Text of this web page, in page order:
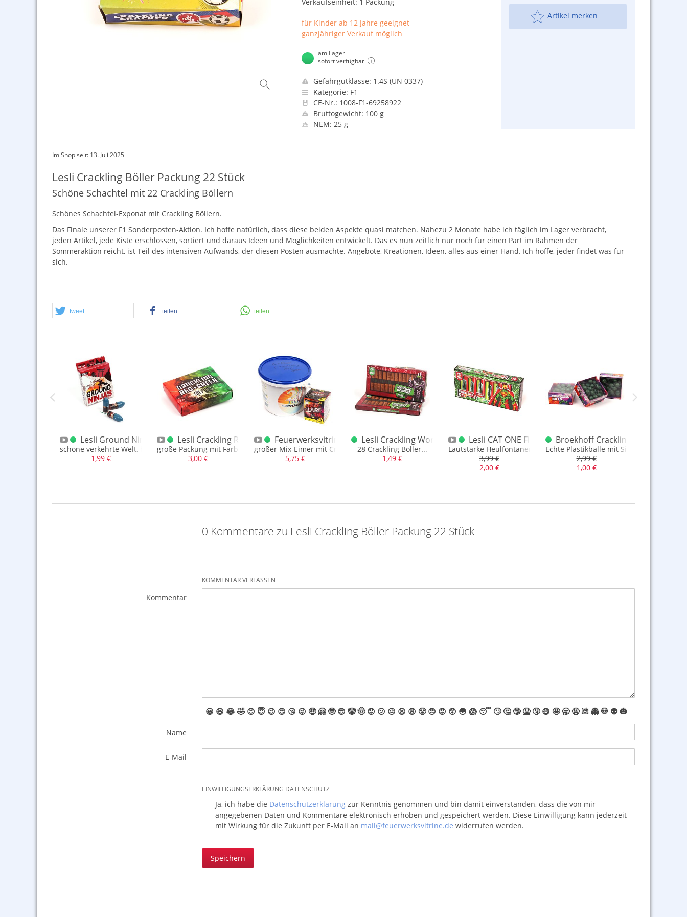
für Kinder ab 12 Jahre geeignet
ganzjähriger Verkauf möglich
am Lager
sofort verfügbar
Gefahrgutklasse: 1.4S (UN 0337)
Kategorie: F1
CE-Nr.: 1008-F1-69258922
Bruttogewicht: 100 g
NEM: 25 g
Artikel merken
Im Shop seit: 13. Juli 2025
Lesli Crackling Böller Packung 22 Stück
Schöne Schachtel mit 22 Crackling Böllern
Schönes Schachtel-Exponat mit Crackling Böllern.
Das Finale unserer F1 Sonderposten-Aktion. Ich hoffe natürlich, dass diese beiden Aspekte quasi matchen. Nahezu 2 Monate habe ich täglich im Lager verbracht,
jeden Artikel, jede Kiste erschlossen, sortiert und daraus Ideen und Möglichkeiten entwickelt. Das es nun zeitlich nur noch für einen Part im Rahmen der
Sommeraktion reicht, ist Teil des intensiven Aufwands, der diesen Posten ausmachte. Angebote, Kreationen, Ideen, alles aus einer Hand. Ich hoffe, jeder findet was für
sich.
tweet teilen teilen
Crackling Bälle F1
Packung Big 4erLesli Ground Ninjas 10er Packung
schöne verkehrte Welt, hier tanzt der Brummer auf dem Kopf
1,99 €
Lesli Crackling Red + Green XL Packung Sonderposten F1
große Packung mit Farbcrackling-Böllern
3,00 €
Feuerwerksvitrine Bunter L - Max Crackling Mix Böller Eimer F1
großer Mix-Eimer mit Crackling- Bällen und Böllern
5,75 €
Lesli Crackling Wonders 28 Stück Sonderposten F1
28 Crackling Böller...
1,49 €
Lesli CAT ONE Flashing / Crackling Kings 12er Packung
Lautstarke Heulfontänen mit Cracklingfinale
3,99 €
2,00 €
Broekhoff Crackling Balls 50er
Echte Plastikbälle mit Silberfunken
2,99 €
1,00 €
0 Kommentare zu Lesli Crackling Böller Packung 22 Stück
KOMMENTAR VERFASSEN
Kommentar
😀 😆 😂🤣 😊 😇 😉 😍 😘 😜 🤑 🤗 🤓 😎 🤡🤠 😟 😕 😖 😫 😩 😤 😠 😡 😲 😳 😱 😴 🙄 🤔 🤥 🤮 🤧 😷 🤩 🥱 🤬 💩 👻 💀 👽 🎃
Name
E-Mail
EINWILLIGUNGSERKLÄRUNG DATENSCHUTZ
Ja, ich habe die Datenschutzerklärungzur Kenntnis genommen und bin damit einverstanden, dass die von mir
angegebenen Daten und Kommentare elektronisch erhoben und gespeichert werden. Diese Einwilligung kann jederzeit
mit Wirkung für die Zukunft per E-Mail an mail@feuerwerksvitrine.de widerrufen werden.
Speichern